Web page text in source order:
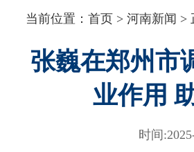
郑州
省政
“七一
“建设
豫篮
算力
河南
当前位置：首页 >河南新闻 >
张巍在郑州市
业作用
时间